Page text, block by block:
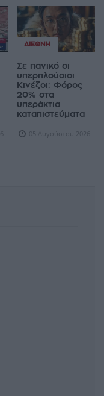
ΔΙΕΘΝΉ
Σε πανικό οι
υπερπλούσιοι
Κινέζοι: Φόρος
20% στα
υπεράκτια
καταπιστεύματα
05 Αυγούστου 2026